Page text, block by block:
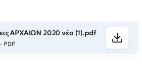
ΑΡΧΑΙΩΝ 2020 νέο (1).pdf
PDF